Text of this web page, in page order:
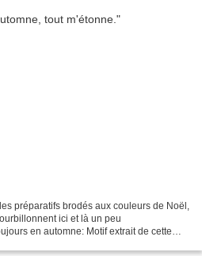
préparatifs brodés aux couleurs de Noël,
ici et là un peu
en automne: Motif extrait de cette